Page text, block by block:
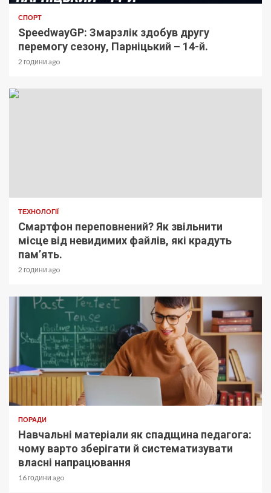
СПОРТ
SpeedwayGP: Змарзлік здобув другу
перемогу сезону, Парніцький – 14-й.
2 години ago
ТЕХНОЛОГІЇ
Смартфон переповнений? Як звільнити
місце від невидимих файлів, які крадуть
пам’ять.
2 години ago
ПОРАДИ
Навчальні матеріали як спадщина педагога:
чому варто зберігати й систематизувати
власні напрацювання
16 години ago